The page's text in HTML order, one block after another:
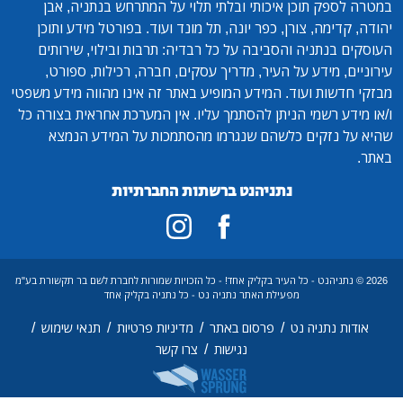
במטרה לספק תוכן איכותי ובלתי תלוי על המתרחש בנתניה, אבן
יהודה, קדימה, צורן, כפר יונה, תל מונד ועוד. בפורטל מידע ותוכן
העוסקים בנתניה והסביבה על כל רבדיה: תרבות ובילוי, שירותים
עירוניים, מידע על העיר, מדריך עסקים, חברה, רכילות, ספורט,
מבזקי חדשות ועוד. המידע המופיע באתר זה אינו מהווה מידע משפטי
ו/או מידע רשמי הניתן להסתמך עליו. אין המערכת אחראית בצורה כל
שהיא על נזקים כלשהם שנגרמו מהסתמכות על המידע הנמצא
באתר.
נתניהנט ברשתות החברתיות
2026 © נתניהנט - כל העיר בקליק אחד! - כל הזכויות שמורות לחברת לשם בר תקשורת בע"מ
מפעילת האתר נתניה נט - כל נתניה בקליק אחד
אודות נתניה נט / פרסום באתר / מדיניות פרטיות / תנאי שימוש /
נגישות / צרו קשר